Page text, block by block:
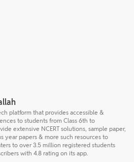
platform that provides accessible &
to students from Class 6th to
extensive NCERT solutions, sample paper,
year papers & more such resources to
to over 3.5 million registered students
with 4.8 rating on its app.